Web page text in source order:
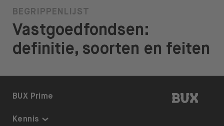
BEGRIPPENLIJST
Vastgoedfondsen:
definitie, soorten en feiten
BUX |
BUX Prime
Kennis